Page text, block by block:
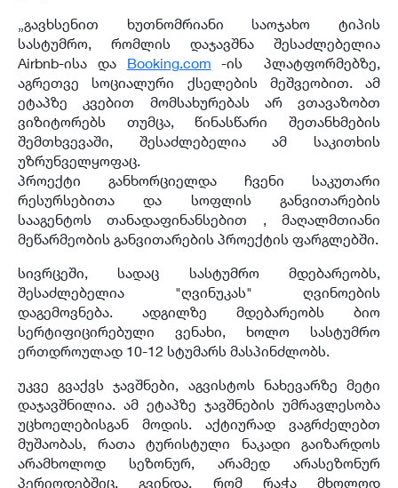
„გავხსენით ხუთნომრიანი საოჯახო ტიპის
სასტუმრო, რომლის დაჯავშნა შესაძლებელია
Airbnb-ისა და Booking.com -ის
პლატფორმებზე,
აგრეთვე სოციალური ქსელების მეშვეობით. ამ
ეტაპზე კვებით მომსახურებას არ ვთავაზობთ
ვიზიტორებს თუმცა, წინასწარი შეთანხმების
შემთხვევაში, შესაძლებელია ამ საკითხის
უზრუნველყოფაც.
პროექტი განხორციელდა ჩვენი საკუთარი
რესურსებითა და სოფლის განვითარების
სააგენტოს თანადაფინანსებით , მაღალმთიანი
მეწარმეობის განვითარების პროექტის ფარგლებში.
სივრცეში, სადაც სასტუმრო მდებარეობს,
შესაძლებელია "ღვინუკას" ღვინოების
დაგემოვნება. ადგილზე მდებარეობს ბიო
სერტიფიცირებული ვენახი, ხოლო სასტუმრო
ერთდროულად 10-12 სტუმარს მასპინძლობს.
უკვე გვაქვს ჯავშნები, აგვისტოს ნახევარზე მეტი
დაჯავშნილია. ამ ეტაპზე ჯავშნების უმრავლესობა
უცხოელებისგან მოდის. აქტიურად ვაგრძელებთ
მუშაობას, რათა ტურისტული ნაკადი გაიზარდოს
არამხოლოდ სეზონურ, არამედ არასეზონურ
პერიოდებშიც. გვინდა, რომ რაჭა მხოლოდ